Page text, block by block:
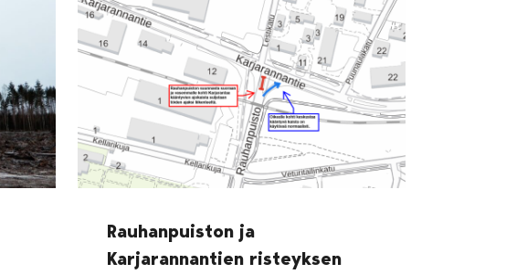
Rauhanpuiston ja
Karjarannantien risteyksen